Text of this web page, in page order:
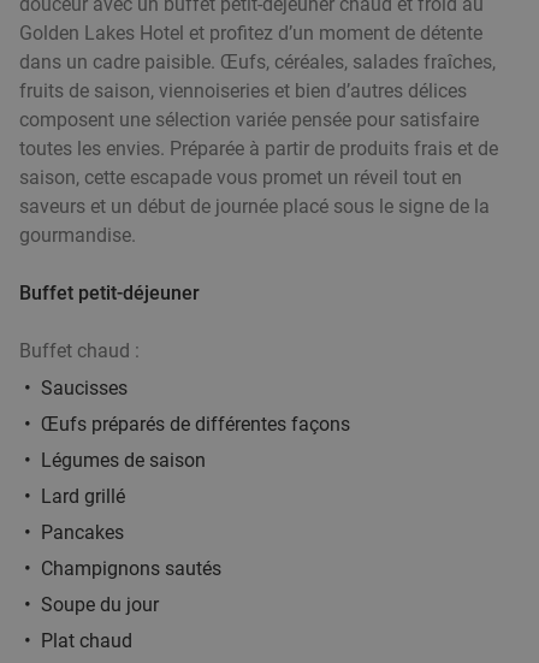
Golden Lakes Hotel et profitez d’un moment de détente
dans un cadre paisible. Œufs, céréales, salades fraîches,
fruits de saison, viennoiseries et bien d’autres délices
composent une sélection variée pensée pour satisfaire
toutes les envies. Préparée à partir de produits frais et de
saison, cette escapade vous promet un réveil tout en
saveurs et un début de journée placé sous le signe de la
gourmandise.
Buffet petit-déjeuner
Buffet chaud :
Saucisses
Œufs préparés de différentes façons
Légumes de saison
Lard grillé
Pancakes
Champignons sautés
Soupe du jour
Plat chaud